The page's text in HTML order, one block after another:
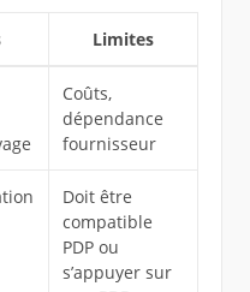
Limites
Coûts,
dépendance
fournisseur
Doit être
compatible
PDP ou
s’appuyer sur